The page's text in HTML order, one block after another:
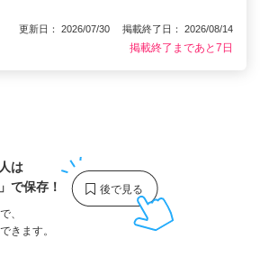
更新日： 2026/07/30 掲載終了日： 2026/08/14
掲載終了まであと7日
は
」で保存！
、
きます。